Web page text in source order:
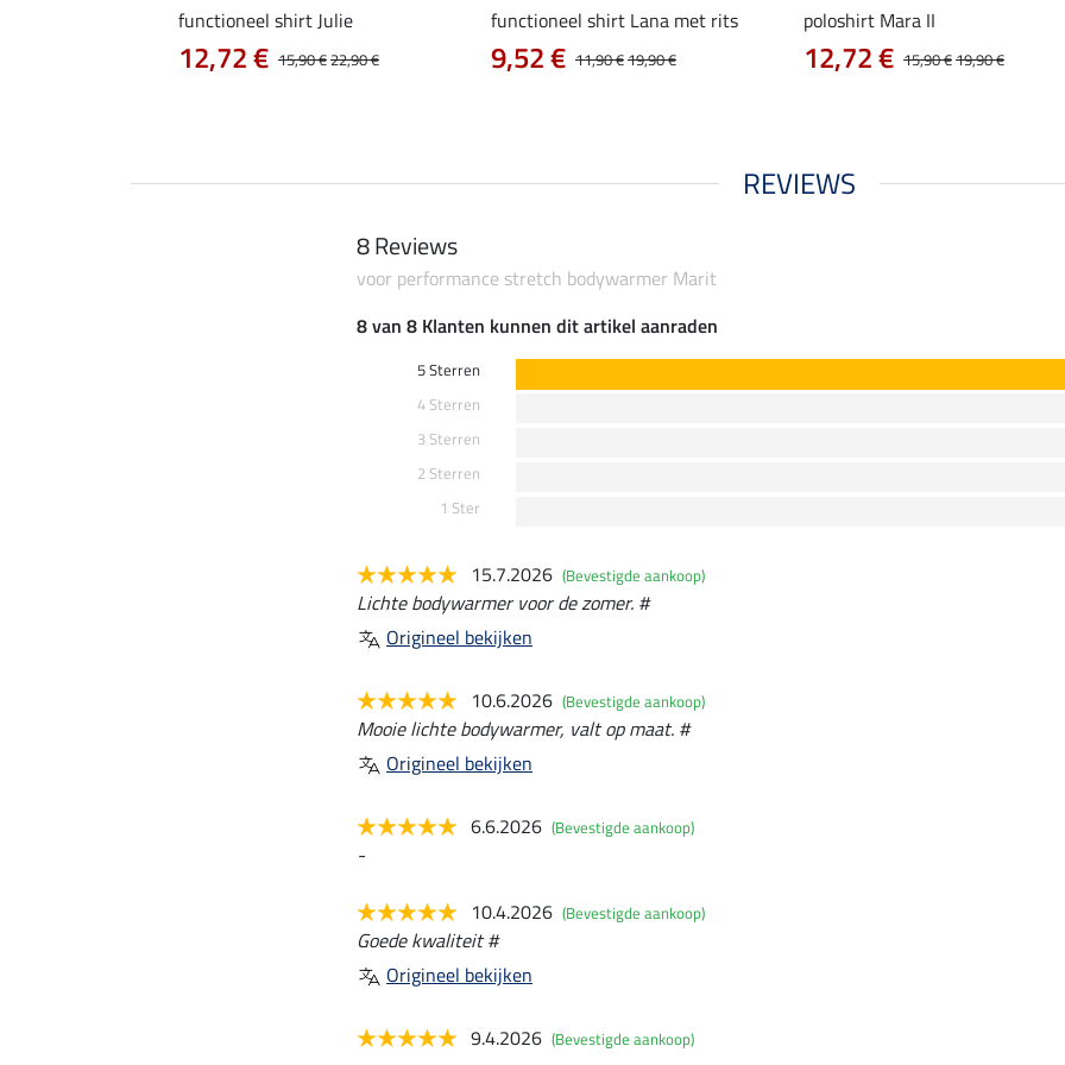
functioneel shirt Julie
15,90 €22,90 €
12,72 €
functioneel shirt Lana met rits
11,90 €19,90 €
9,52 €
poloshirt Mara II
15,90 €19,90 €
12,72 €
REVIEWS
8 Reviews
voor performance stretch bodywarmer Marit
8 van 8 Klanten kunnen dit artikel aanraden
5 Sterren
4 Sterren
3 Sterren
2 Sterren
1 Ster
15.7.2026 (Bevestigde aankoop)
Lichte bodywarmer voor de zomer. #
Origineel bekijken
10.6.2026 (Bevestigde aankoop)
Mooie lichte bodywarmer, valt op maat. #
Origineel bekijken
6.6.2026 (Bevestigde aankoop)
-
10.4.2026 (Bevestigde aankoop)
Goede kwaliteit #
Origineel bekijken
9.4.2026 (Bevestigde aankoop)